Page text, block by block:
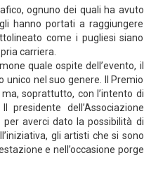
ognuno dei quali ha avuto
hanno portati a raggiungere
come i pugliesi siano
carriera.
quale ospite dell’evento, il
unico nel suo genere. Il Premio
soprattutto, con l’intento di
Il presidente dell’Associazione
per averci dato la possibilità di
gli artisti che si sono
e nell’occasione porge